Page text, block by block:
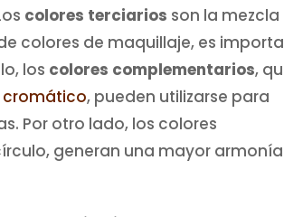
colores terciarios son la mezcla
colores de maquillaje, es
los colores complementarios,
cromático, pueden utilizarse para
Por otro lado, los colores
generan una mayor